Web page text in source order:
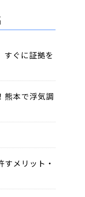
すぐに証拠を
熊本で浮気調
メリット・